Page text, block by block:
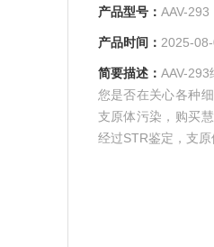
产品型号： AAV-293
产品时间： 2025-
简要描述： AAV-293
您是否在关心各种
支原体污染，购买
经过STR鉴定，支原